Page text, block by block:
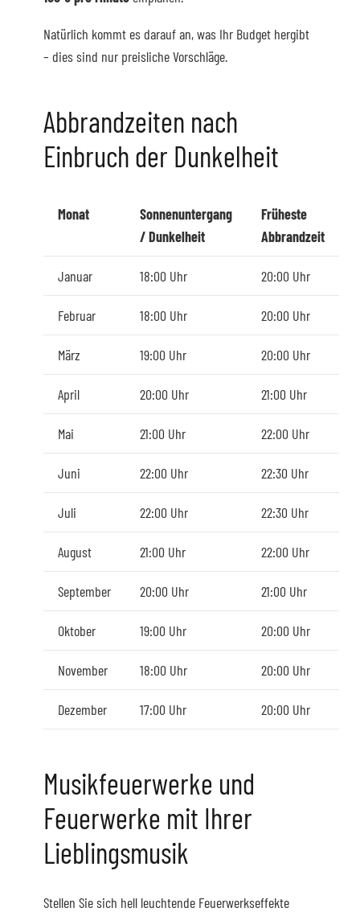
Natürlich kommt es darauf an, was Ihr Budget hergibt
– dies sind nur preisliche Vorschläge.
Abbrandzeiten nach
Einbruch der Dunkelheit
Monat
Sonnenuntergang
/ Dunkelheit
Früheste
Abbrandzeit
Januar 18:00 Uhr 20:00 Uhr
Februar 18:00 Uhr 20:00 Uhr
März 19:00 Uhr 20:00 Uhr
April 20:00 Uhr 21:00 Uhr
Mai 21:00 Uhr 22:00 Uhr
Juni 22:00 Uhr 22:30 Uhr
Juli 22:00 Uhr 22:30 Uhr
August 21:00 Uhr 22:00 Uhr
September 20:00 Uhr 21:00 Uhr
Oktober 19:00 Uhr 20:00 Uhr
November 18:00 Uhr 20:00 Uhr
Dezember 17:00 Uhr 20:00 Uhr
Musikfeuerwerke und
Feuerwerke mit Ihrer
Lieblingsmusik
Stellen Sie sich hell leuchtende Feuerwerkseffekte